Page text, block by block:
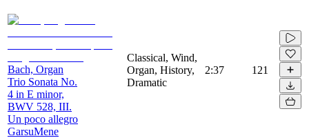
Bach, Organ
Trio Sonata No.
4 in E minor,
BWV 528, III.
Un poco allegro
GarsuMene
Classical, Wind,
Organ, History,
Dramatic
2:37 121